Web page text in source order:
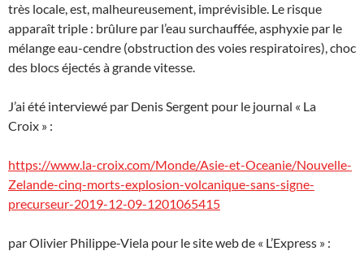
très locale, est, malheureusement, imprévisible. Le risque
apparaît triple : brûlure par l’eau surchauffée, asphyxie par le
mélange eau-cendre (obstruction des voies respiratoires), choc
des blocs éjectés à grande vitesse.
J’ai été interviewé par Denis Sergent pour le journal « La
Croix » :
https://www.la-croix.com/Monde/Asie-et-Oceanie/Nouvelle-
Zelande-cinq-morts-explosion-volcanique-sans-signe-
precurseur-2019-12-09-1201065415
par Olivier Philippe-Viela pour le site web de « L’Express » :